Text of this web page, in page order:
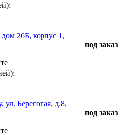
26Б, корпус 1,
под заказ
ул. Береговая, д.8,
под заказ